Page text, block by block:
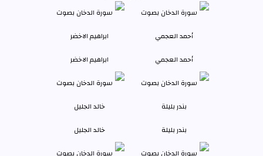
أحمد العجمي ابراهيم الاخضر
بندر بليلة خالد الجليل